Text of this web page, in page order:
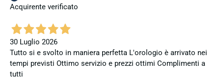
Acquirente verificato
30 Luglio 2026
Tutto si e svolto in maniera perfetta L'orologio è arrivato nei
tempi previsti Ottimo servizio e prezzi ottimi Complimenti a
tutti